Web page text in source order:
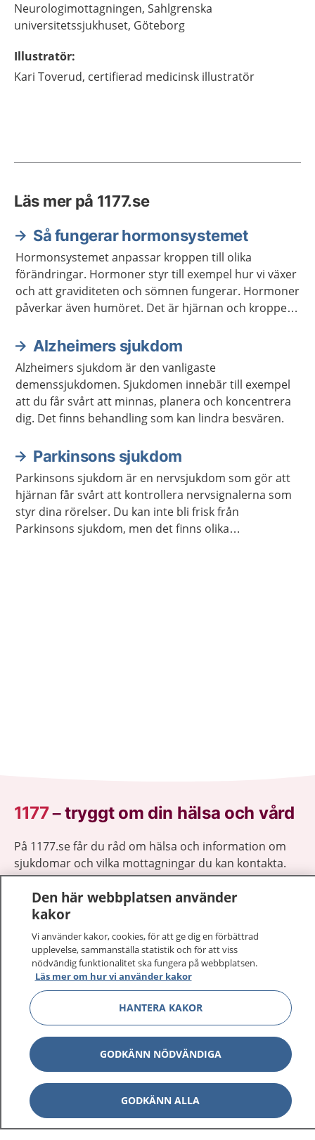
Neurologimottagningen, Sahlgrenska
universitetssjukhuset, Göteborg
Illustratör:
Kari Toverud, certifierad medicinsk illustratör
Läs mer på 1177.se
Så fungerar hormonsystemet
Hormonsystemet anpassar kroppen till olika
förändringar. Hormoner styr till exempel hur vi växer
och att graviditeten och sömnen fungerar. Hormoner
påverkar även humöret. Det är hjärnan och kroppen
behöver bildas.
Alzheimers sjukdom
Alzheimers sjukdom är den vanligaste
demenssjukdomen. Sjukdomen innebär till exempel
att du får svårt att minnas, planera och koncentrera
dig. Det finns behandling som kan lindra besvären.
Parkinsons sjukdom
Parkinsons sjukdom är en nervsjukdom som gör att
hjärnan får svårt att kontrollera nervsignalerna som
styr dina rörelser. Du kan inte bli frisk från
Parkinsons sjukdom, men det finns olika
1177–tryggt om din hälsa och vård
På 1177.se får du råd om hälsa och information om
sjukdomar och vilka mottagningar du kan kontakta.
Logga in för att läsa din journal och göra dina
vårdärenden. Ring telefonnummer 1177 för
sjukvårdsrådgivning dygnet runt.
1177 ger dig råd när du vill må bättre.
1177 på flera språk Visa
Om 1177 Visa
Kontakt Visa
Den här webbplatsen använder
kakor
Vi använder kakor, cookies, för att ge dig en förbättrad
upplevelse, sammanställa statistik och för att viss
nödvändig funktionalitet ska fungera på webbplatsen.
Läs mer om hur vi använder kakor
HANTERA KAKOR
GODKÄNN NÖDVÄNDIGA
GODKÄNN ALLA